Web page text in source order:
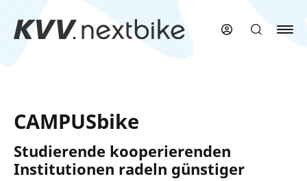
Hauptinhalt
springen
CAMPUSbike
Studierende kooperierenden
Institutionen radeln günstiger